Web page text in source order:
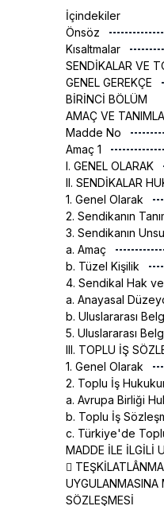
İçindekiler
Önsöz
Kısaltmalar
SENDİKALAR VE
GENEL GEREKÇE
BİRİNCİ BÖLÜM
AMAÇ VE
Madde No
Amaç 1
I. GENEL OLARAK
II. SENDİKALAR
1. Genel Olarak
2. Sendikanın
3. Sendikanın
a. Amaç
b. Tüzel Kişilik
4. Sendikal Hak
a. Anayasal
b. Uluslararası
5. Uluslararası
III. TOPLU İŞ
1. Genel Olarak
2. Toplu İş
a. Avrupa Birliği
b. Toplu İş
c. Türkiye'de
MADDE İLE İLGİLİ

UYGULANMASINA
SÖZLEŞMESİ